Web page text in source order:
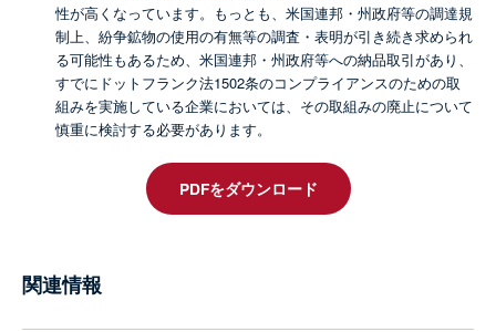
性が高くなっています。もっとも、米国連邦・州政府等の調達規
制上、紛争鉱物の使用の有無等の調査・表明が引き続き求められ
る可能性もあるため、米国連邦・州政府等への納品取引があり、
すでにドットフランク法1502条のコンプライアンスのための取
組みを実施している企業においては、その取組みの廃止について
慎重に検討する必要があります。
PDFをダウンロード
関連情報